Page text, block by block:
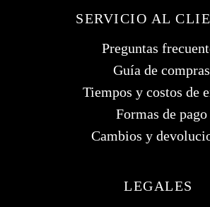
SERVICIO AL
Preguntas
Guía de compras
Tiempos y costos de
Formas de pago
Cambios y
LEGALES